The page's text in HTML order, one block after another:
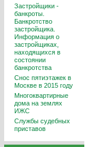
Застройщики -
банкроты.
Банкротство
застройщика.
Информация о
застройщиках,
находящихся в
состоянии
банкротства
Снос пятиэтажек в
Москве в 2015 году
Многоквартирные
дома на землях
ИЖС
Службы судебных
приставов